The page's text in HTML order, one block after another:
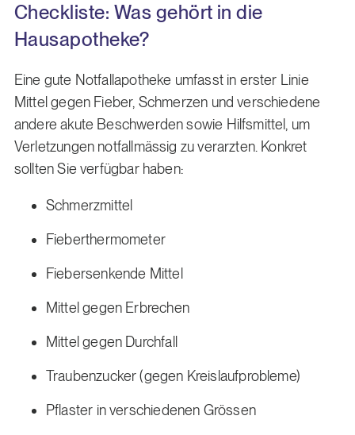
Checkliste: Was gehört in die
Hausapotheke?
Eine gute Notfallapotheke umfasst in erster Linie
Mittel gegen Fieber, Schmerzen und verschiedene
andere akute Beschwerden sowie Hilfsmittel, um
Verletzungen notfallmässig zu verarzten. Konkret
sollten Sie verfügbar haben:
Schmerzmittel
Fieberthermometer
Fiebersenkende Mittel
Mittel gegen Erbrechen
Mittel gegen Durchfall
Traubenzucker (gegen Kreislaufprobleme)
Pflaster in verschiedenen Grössen